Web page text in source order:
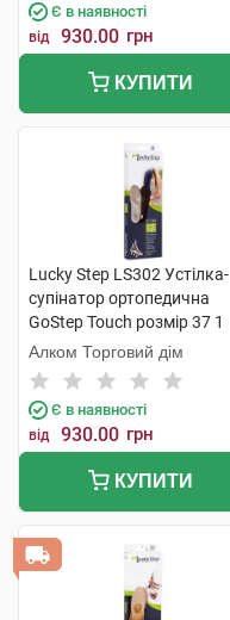
Є в наявності
від 930.00 грн
КУПИТИ
Lucky Step LS302 Устілка-
супінатор ортопедична
GoStep Touch розмір 37 1
пара
Алком Торговий дім
Є в наявності
від 930.00 грн
КУПИТИ